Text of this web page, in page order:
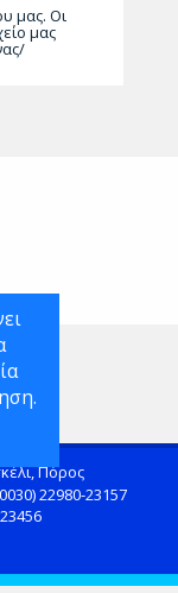
μας. Οι
μας
Πόρος
22980-23157